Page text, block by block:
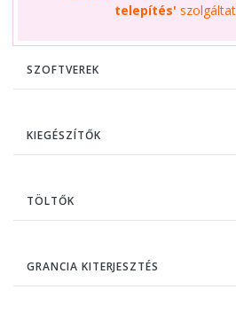
telepítés'
SZOFTVEREK
KIEGÉSZÍTŐK
TÖLTŐK
GRANCIA KITERJESZTÉS